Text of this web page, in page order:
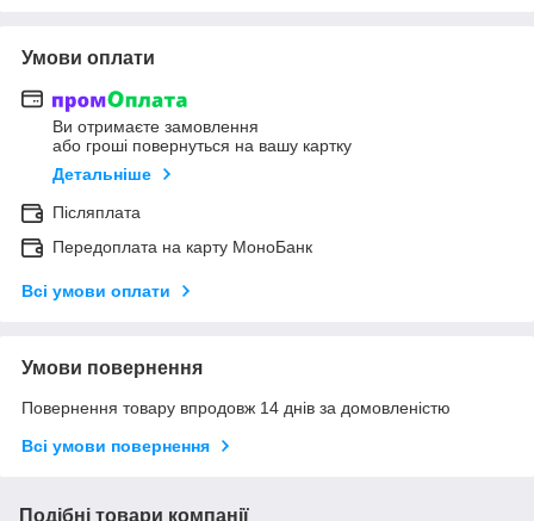
Умови оплати
Ви отримаєте замовлення
або гроші повернуться на вашу картку
Детальніше
Післяплата
Передоплата на карту МоноБанк
Всі умови оплати
Умови повернення
Повернення товару впродовж 14 днів за домовленістю
Всі умови повернення
Подібні товари компанії